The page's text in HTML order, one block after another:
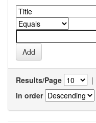
Results/Page |
In order